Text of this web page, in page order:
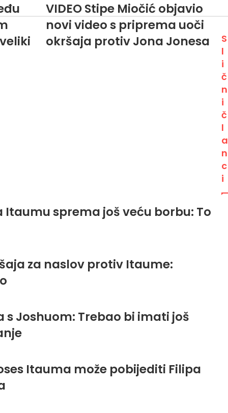
VIDEO Stipe Miočić objavio
novi video s priprema uoči
okršaja protiv Jona Jonesa
S
l
i
č
n
i
č
l
a
n
c
i
Itaumu sprema još veću borbu: To
za naslov protiv Itaume:
s Joshuom: Trebao bi imati još
Itauma može pobijediti Filipa